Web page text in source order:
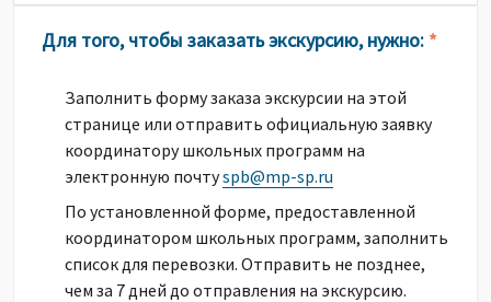
Для того, чтобы заказать экскурсию, нужно: *
Заполнить форму заказа экскурсии на этой
странице или отправить официальную заявку
координатору школьных программ на
электронную почтуspb@mp-sp.ru
По установленной форме, предоставленной
координатором школьных программ, заполнить
список для перевозки. Отправить не позднее,
чем за 7 дней до отправления на экскурсию.